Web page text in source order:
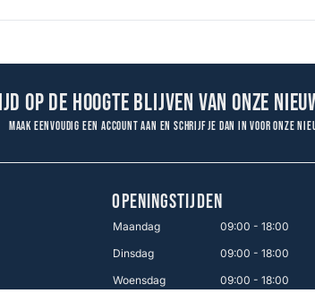
op de hoogte blijven van onze
Maak eenvoudig een account aan en schrijf je dan in voor onze
OPENINGSTIJDEN
Maandag
09:00 - 18:00
Dinsdag
09:00 - 18:00
Woensdag
09:00 - 18:00